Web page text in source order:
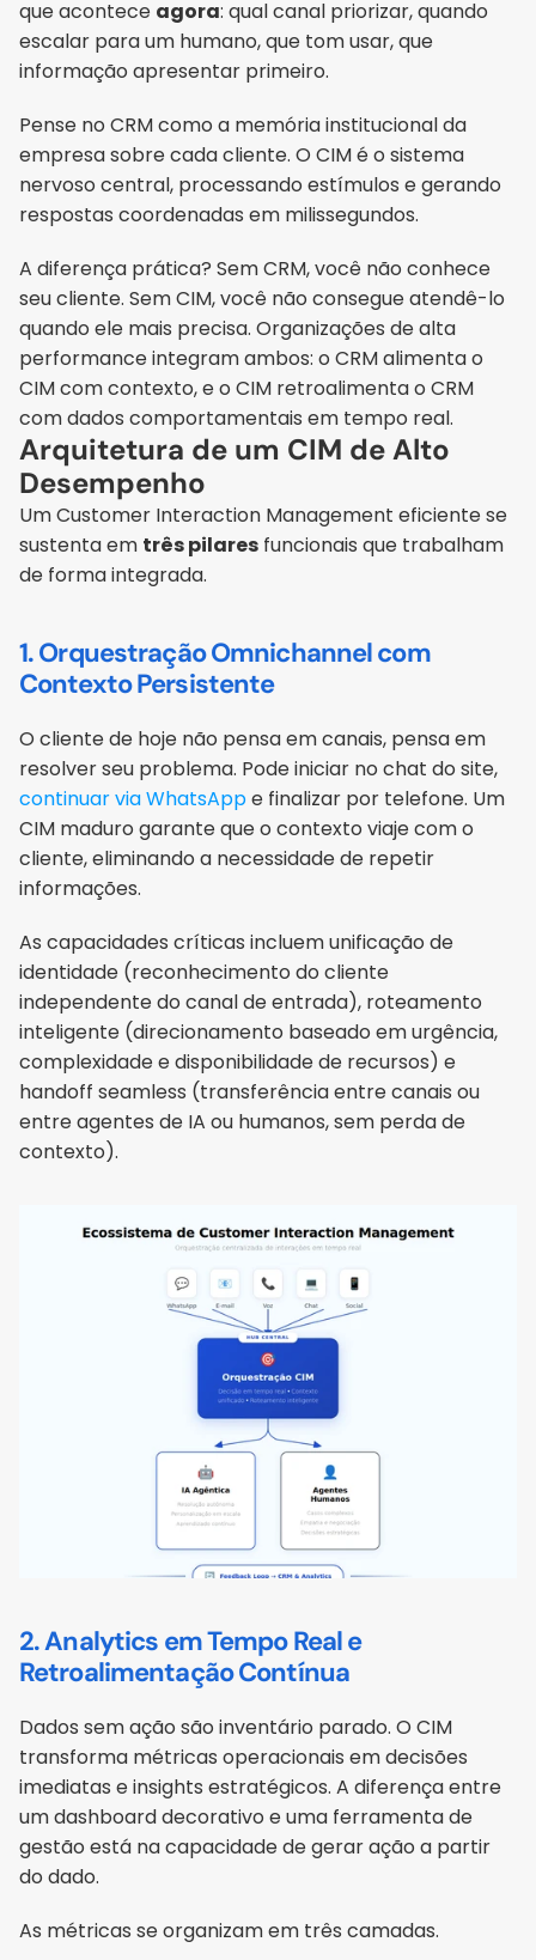
que acontece agora: qual canal priorizar, quando
escalar para um humano, que tom usar, que
informação apresentar primeiro.
Pense no CRM como a memória institucional da
empresa sobre cada cliente. O CIM é o sistema
nervoso central, processando estímulos e gerando
respostas coordenadas em milissegundos.
A diferença prática? Sem CRM, você não conhece
seu cliente. Sem CIM, você não consegue atendê-lo
quando ele mais precisa. Organizações de alta
performance integram ambos: o CRM alimenta o
CIM com contexto, e o CIM retroalimenta o CRM
com dados comportamentais em tempo real.
Arquitetura de um CIM de Alto
Desempenho
Um Customer Interaction Management eficiente se
sustenta em três pilares funcionais que trabalham
de forma integrada.
1. Orquestração Omnichannel com
Contexto Persistente
O cliente de hoje não pensa em canais, pensa em
continuar via WhatsApp e finalizar por telefone. Um
CIM maduro garante que o contexto viaje com o
cliente, eliminando a necessidade de repetir
informações.
As capacidades críticas incluem unificação de
identidade (reconhecimento do cliente
independente do canal de entrada), roteamento
inteligente (direcionamento baseado em urgência,
complexidade e disponibilidade de recursos) e
handoff seamless (transferência entre canais ou
entre agentes de IA ou humanos, sem perda de
contexto).
2. Analytics em Tempo Real e
Retroalimentação Contínua
Dados sem ação são inventário parado. O CIM
transforma métricas operacionais em decisões
imediatas e insights estratégicos. A diferença entre
um dashboard decorativo e uma ferramenta de
gestão está na capacidade de gerar ação a partir
do dado.
As métricas se organizam em três camadas.